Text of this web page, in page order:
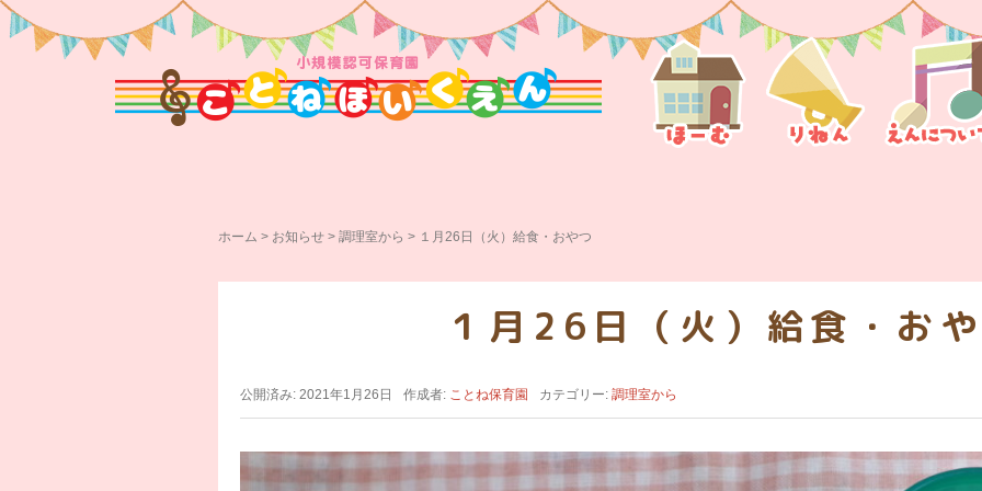
ホーム > お知らせ >調理室から > １月26日（火）給食・おやつ
１月26日（火）給食・お
公開済み: 2021年1月26日 作成者: ことね保育園 カテゴリー:調理室から